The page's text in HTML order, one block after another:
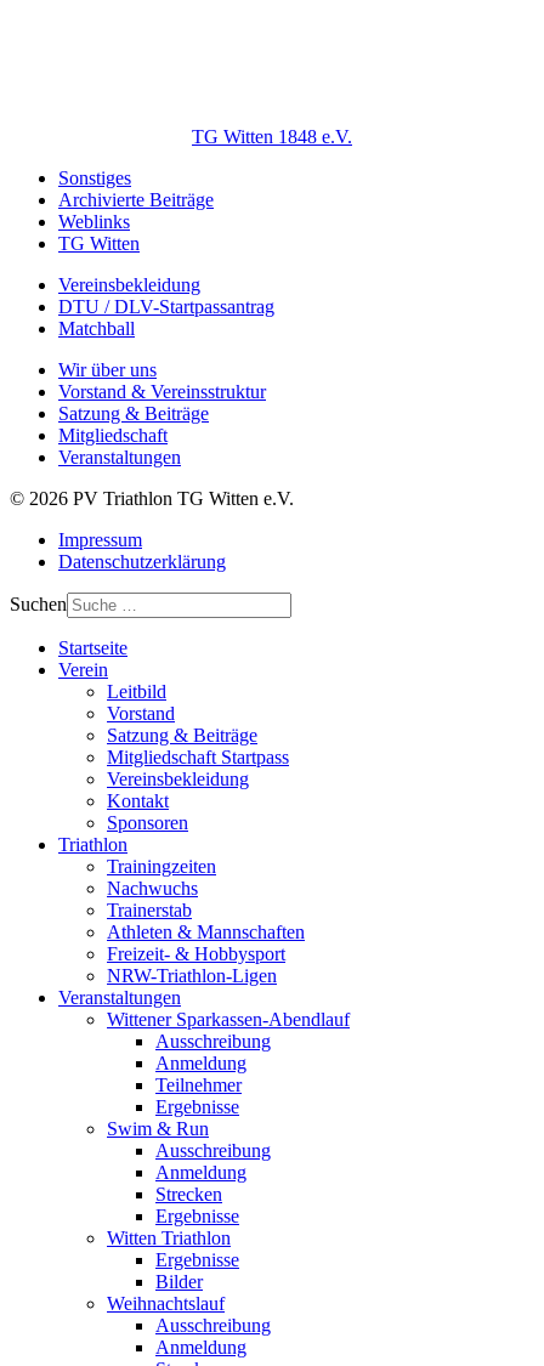
TG Witten 1848 e.V.
Sonstiges
Archivierte Beiträge
Weblinks
TG Witten
Vereinsbekleidung
DTU / DLV-Startpassantrag
Matchball
Wir über uns
Vorstand & Vereinsstruktur
Satzung & Beiträge
Mitgliedschaft
Veranstaltungen
© 2026 PV Triathlon TG Witten e.V.
Impressum
Datenschutzerklärung
Suchen
Startseite
Verein
Leitbild
Vorstand
Satzung & Beiträge
Mitgliedschaft Startpass
Vereinsbekleidung
Kontakt
Sponsoren
Triathlon
Trainingzeiten
Nachwuchs
Trainerstab
Athleten & Mannschaften
Freizeit- & Hobbysport
NRW-Triathlon-Ligen
Veranstaltungen
Wittener Sparkassen-Abendlauf
Ausschreibung
Anmeldung
Teilnehmer
Ergebnisse
Swim & Run
Ausschreibung
Anmeldung
Strecken
Ergebnisse
Witten Triathlon
Ergebnisse
Bilder
Weihnachtslauf
Ausschreibung
Anmeldung